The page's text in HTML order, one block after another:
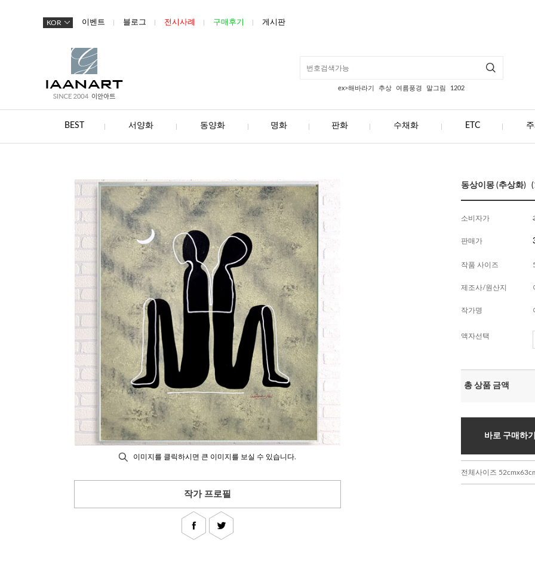
KOR 이벤트 블로그 전시사례 구매후기 게시판
ex>해바라기 추상 여름풍경 말그림 1202
BEST 서양화 동양화 명화 판화 수채화 ETC
이미지를 클릭하시면 큰 이미지를 보실 수 있습니다.
작가 프로필
동상이몽 (추상화)
소비자가
판매가
작품 사이즈
제조사/원산지
작가명
액자선택
총 상품 금액
바로 구매하
전체사이즈